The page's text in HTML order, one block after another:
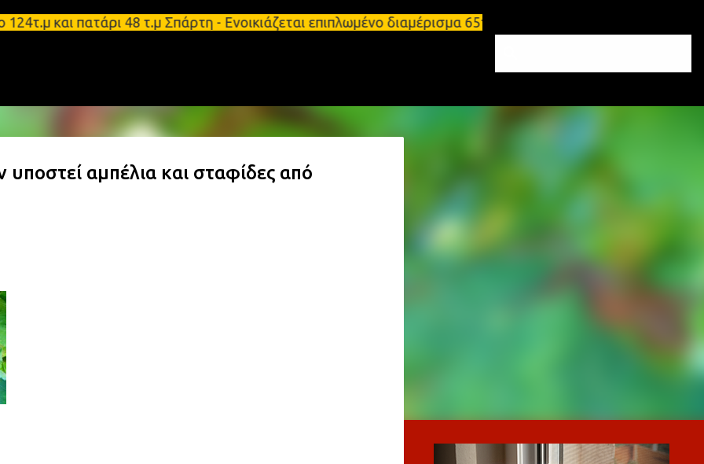
Μετάβαση στο κύριο περιεχόμενο
πατάρι 48 τ.μ Σπάρτη - Ενοικιάζεται επιπλωμένο διαμέρισμα 65τ.μ Σπάρτη - πωλείται
αμπέλια και σταφίδες από